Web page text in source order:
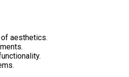
aesthetics.